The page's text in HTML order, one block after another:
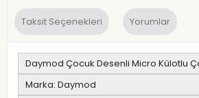
Taksit Seçenekleri Yorumlar
Daymod Çocuk Desenli Micro Külotlu
Marka: Daymod